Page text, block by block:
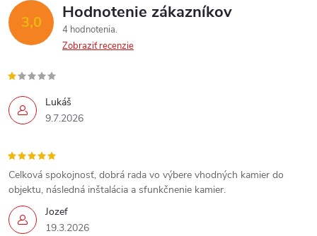
p
r
v
k
y
v
ý
p
3,0 Hodnotenie zákazníkov
4 hodnotenia
Zobraziť recenzie
Lukáš
9.7.2026
Jozef
19.3.2026
Celková spokojnosť, dobrá rada vo výbere vhodných kamier do
objektu, následná inštalácia a sfunkčnenie kamier.